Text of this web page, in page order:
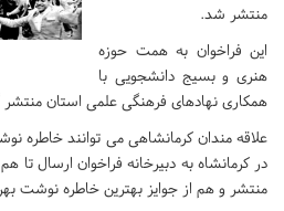
منتشر شد.
این فراخوان به همت حوزه
هنری و بسیج دانشجویی با
همکاری نهادهای فرهنگی علمی استان منتشر
علاقه مندان کرمانشاهی می توانند خاطره
در کرمانشاه به دبیرخانه فراخوان ارسال تا
منتشر و هم از جوایز بهترین خاطره نوشت